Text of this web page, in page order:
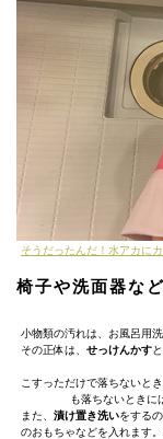
そうだったんだ！水アカに
椅子や洗面器な
小物類の汚れは、お風呂用
その正体は、 せっけんかすと
こすっただけで落ちないとき
も落ちないときに
また、 漬け置き洗いをする
のおもちゃなどを入れます